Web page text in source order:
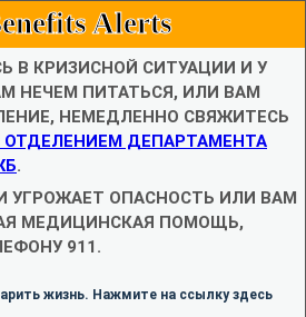
Alerts
В КРИЗИСНОЙ СИТУАЦИИ И У
НЕЧЕМ ПИТАТЬСЯ, ИЛИ ВАМ
НЕМЕДЛЕННО СВЯЖИТЕСЬ
ДЕПАРТАМЕНТА
.
УГРОЖАЕТ ОПАСНОСТЬ ИЛИ ВАМ
МЕДИЦИНСКАЯ ПОМОЩЬ,
911.
жизнь. Нажмите на ссылку здесь